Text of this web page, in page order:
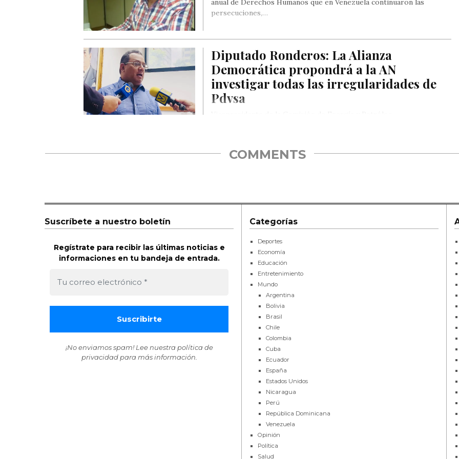
persecuciones,…
Diputado Ronderos: La Alianza
Democrática propondrá a la AN
investigar todas las irregularidades de
Pdvsa
COMMENTS
Suscríbete a nuestro boletín
Regístrate para recibir las últimas noticias e
informaciones en tu bandeja de entrada.
¡No enviamos spam! Lee nuestra política de
privacidadpara más información.
Categorías
Deportes
Economía
Educación
Entretenimiento
Mundo
Argentina
Bolivia
Brasil
Chile
Colombia
Cuba
Ecuador
España
Estados Unidos
Nicaragua
Perú
República Dominicana
Venezuela
Opinión
Política
Salud